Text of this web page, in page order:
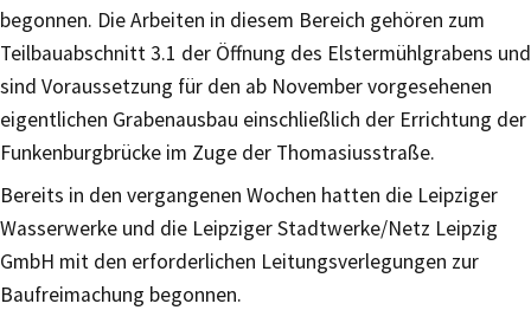
begonnen. Die Arbeiten in diesem Bereich gehören zum
Teilbauabschnitt 3.1 der Öffnung des Elstermühlgrabens und
sind Voraussetzung für den ab November vorgesehenen
eigentlichen Grabenausbau einschließlich der Errichtung der
Funkenburgbrücke im Zuge der Thomasiusstraße.
Bereits in den vergangenen Wochen hatten die Leipziger
Wasserwerke und die Leipziger Stadtwerke/Netz Leipzig
GmbH mit den erforderlichen Leitungsverlegungen zur
Baufreimachung begonnen.